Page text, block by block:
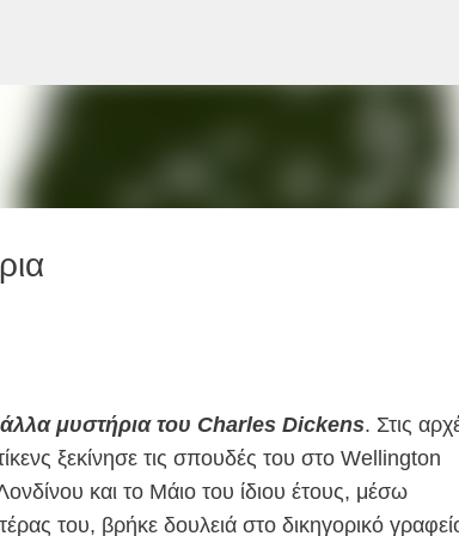
μυστήρια του Charles Dickens. Στις
ξεκίνησε τις σπουδές του στο Wellington
και το Μάιο του ίδιου έτους, μέσω
του, βρήκε δουλειά στο δικηγορικό